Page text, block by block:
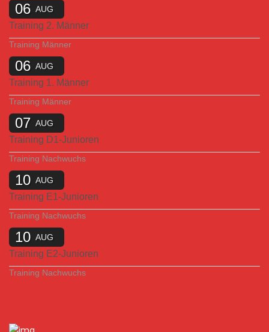
06 AUG
Training 2. Männer
Training Männer
06 AUG
Training 1. Männer
Training Männer
07 AUG
Training D1-Junioren
Training Nachwuchs
10 AUG
Training E1-Junioren
Training Nachwuchs
10 AUG
Training E2-Junioren
Training Nachwuchs